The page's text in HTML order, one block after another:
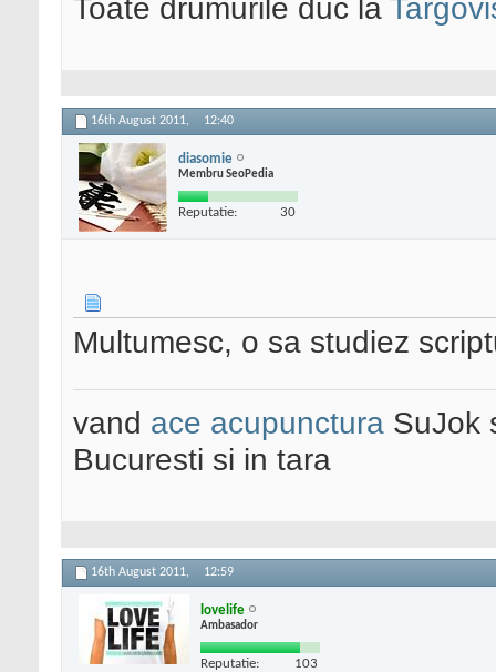
Toate drumurile duc la
16th August 2011, 12:40
diasomie
Membru SeoPedia
Reputatie: 30
Multumesc, o sa studiez
vand ace acupunctura SuJok
Bucuresti si in tara
16th August 2011, 12:59
lovelife
Ambasador
Reputatie: 103